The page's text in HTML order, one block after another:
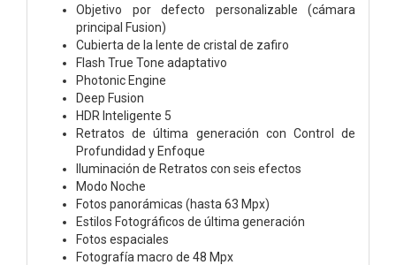
Objetivo por defecto personalizable (cámara
principal Fusion)
Cubierta de la lente de cristal de zafiro
Flash True Tone adaptativo
Photonic Engine
Deep Fusion
HDR Inteligente 5
Retratos de última generación con Control de
Profundidad y Enfoque
Iluminación de Retratos con seis efectos
Modo Noche
Fotos panorámicas (hasta 63 Mpx)
Estilos Fotográficos de última generación
Fotos espaciales
Fotografía macro de 48 Mpx